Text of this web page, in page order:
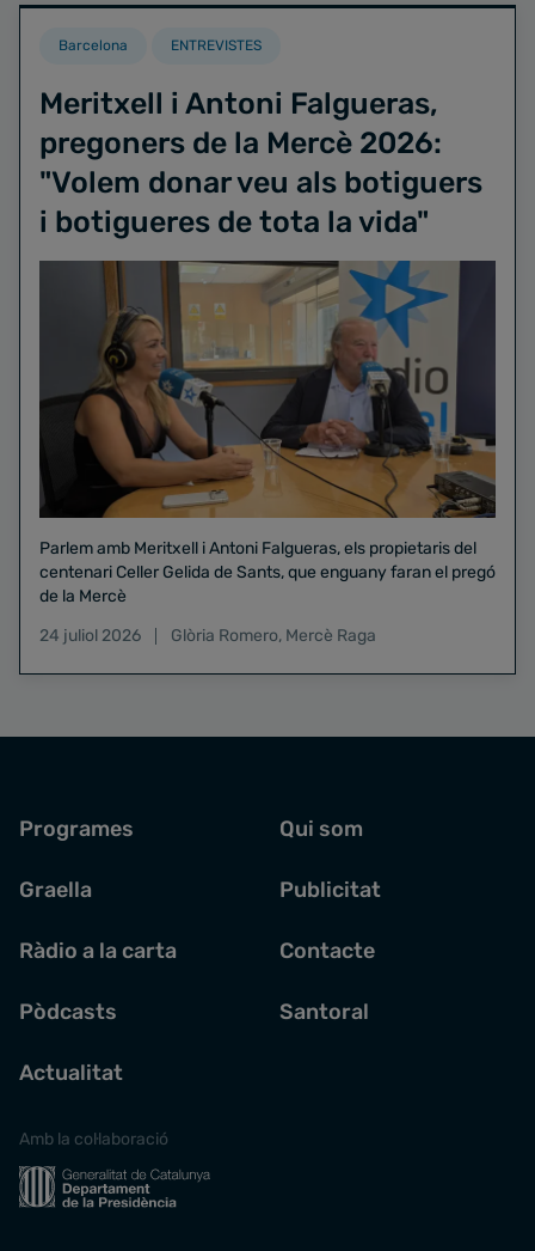
Barcelona ENTREVISTES
Meritxell i Antoni Falgueras,
pregoners de la Mercè 2026:
"Volem donar veu als botiguers
i botigueres de tota la vida"
Parlem amb Meritxell i Antoni Falgueras, els propietaris del
centenari Celler Gelida de Sants, que enguany faran el pregó
de la Mercè
24 juliol 2026
Glòria Romero, Mercè Raga
Programes
Graella
Ràdio a la carta
Pòdcasts
Actualitat
Qui som
Publicitat
Contacte
Santoral
Amb la col·laboració